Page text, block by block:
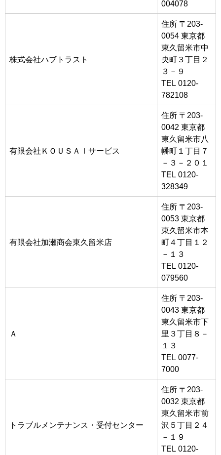
004078
株式会社ハブトラスト
住所 〒203-
0054 東京都
東久留米市中
央町３丁目２
３－９
TEL 0120-
782108
有限会社ＫＯＵＳＡＩサービス
住所 〒203-
0042 東京都
東久留米市八
幡町１丁目７
－３－２０１
TEL 0120-
328349
有限会社加瀬商会東久留米店
住所 〒203-
0053 東京都
東久留米市本
町４丁目１２
－１３
TEL 0120-
079560
Ａ
住所 〒203-
0043 東京都
東久留米市下
里３丁目８－
１３
TEL 0077-
7000
トラブルメンテナンス・受付センター
住所 〒203-
0032 東京都
東久留米市前
沢５丁目２４
－１９
TEL 0120-